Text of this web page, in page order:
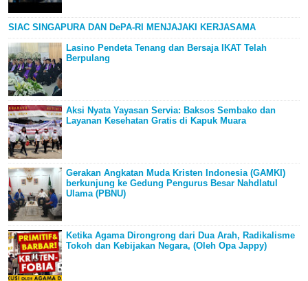
SIAC SINGAPURA DAN DePA-RI MENJAJAKI KERJASAMA
Lasino Pendeta Tenang dan Bersaja IKAT Telah
Berpulang
Aksi Nyata Yayasan Servia: Baksos Sembako dan
Layanan Kesehatan Gratis di Kapuk Muara
Gerakan Angkatan Muda Kristen Indonesia (GAMKI)
berkunjung ke Gedung Pengurus Besar Nahdlatul
Ulama (PBNU)
Ketika Agama Dirongrong dari Dua Arah, Radikalisme
Tokoh dan Kebijakan Negara, (Oleh Opa Jappy)